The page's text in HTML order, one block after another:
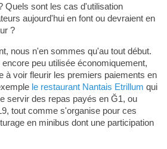
Quels sont les cas d'utilisation
aujourd'hui en font ou devraient en
?
nous n'en sommes qu'au tout début.
peu utilisée économiquement,
à voir fleurir les premiers paiements en
le restaurant Nantais Etrillum qui
servir des repas payés en Ğ1, ou
tout comme s'organise pour ces
en minibus dont une participation